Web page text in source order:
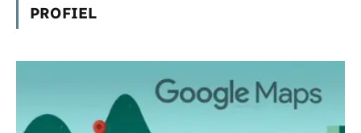
PROFIEL